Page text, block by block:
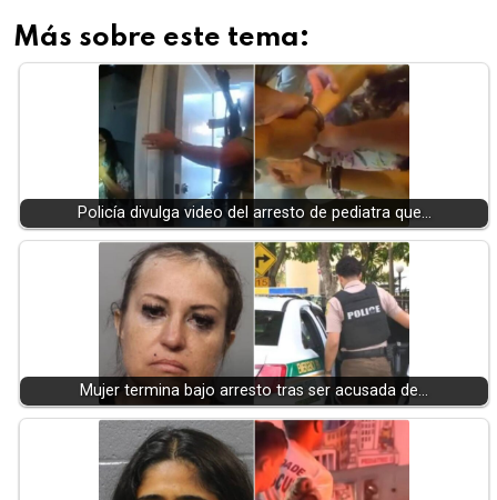
Más sobre este tema:
Policía divulga video del arresto de pediatra que…
Mujer termina bajo arresto tras ser acusada de…